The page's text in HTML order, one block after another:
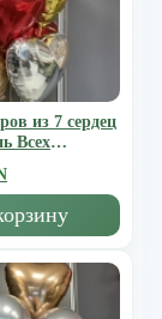
из 7 сердец
Всех